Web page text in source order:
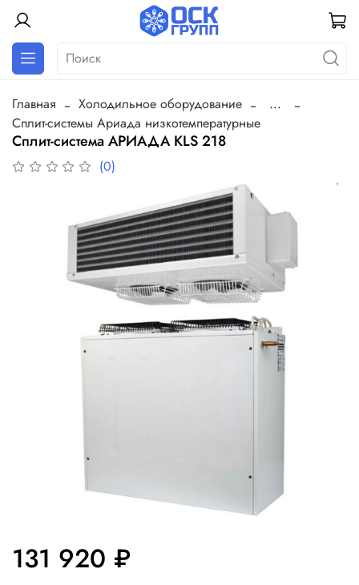
Главная Холодильное оборудование
...
Сплит-системы Ариада низкотемпературные
Сплит-система АРИАДА KLS 218
(0)
131 920 ₽